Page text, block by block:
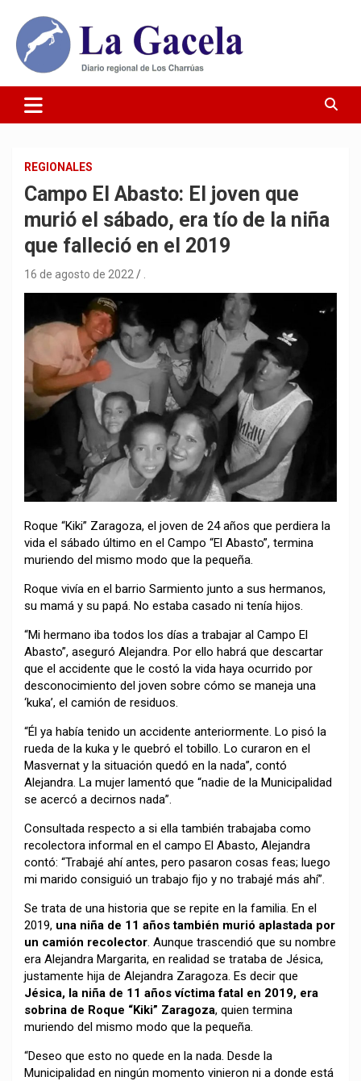
contenido
Diario La Gacela
REGIONALES
Campo El Abasto: El joven que
murió el sábado, era tío de la niña
que falleció en el 2019
16 de agosto de 2022
Roque “Kiki” Zaragoza, el joven de 24 años que perdiera la
vida el sábado último en el Campo “El Abasto”, termina
muriendo del mismo modo que la pequeña.
Roque vivía en el barrio Sarmiento junto a sus hermanos,
su mamá y su papá. No estaba casado ni tenía hijos.
“Mi hermano iba todos los días a trabajar al Campo El
Abasto”, aseguró Alejandra. Por ello habrá que descartar
que el accidente que le costó la vida haya ocurrido por
desconocimiento del joven sobre cómo se maneja una
‘kuka’, el camión de residuos.
“Él ya había tenido un accidente anteriormente. Lo pisó la
rueda de la kuka y le quebró el tobillo. Lo curaron en el
Masvernat y la situación quedó en la nada”, contó
Alejandra. La mujer lamentó que “nadie de la Municipalidad
se acercó a decirnos nada”.
Consultada respecto a si ella también trabajaba como
recolectora informal en el campo El Abasto, Alejandra
contó: “Trabajé ahí antes, pero pasaron cosas feas; luego
mi marido consiguió un trabajo fijo y no trabajé más ahí”.
Se trata de una historia que se repite en la familia. En el
2019, una niña de 11 años también murió aplastada por
un camión recolector. Aunque trascendió que su nombre
era Alejandra Margarita, en realidad se trataba de Jésica,
justamente hija de Alejandra Zaragoza. Es decir que
Jésica, la niña de 11 años víctima fatal en 2019, era
sobrina de Roque “Kiki” Zaragoza, quien termina
muriendo del mismo modo que la pequeña.
“Deseo que esto no quede en la nada. Desde la
Municipalidad en ningún momento vinieron ni a donde está